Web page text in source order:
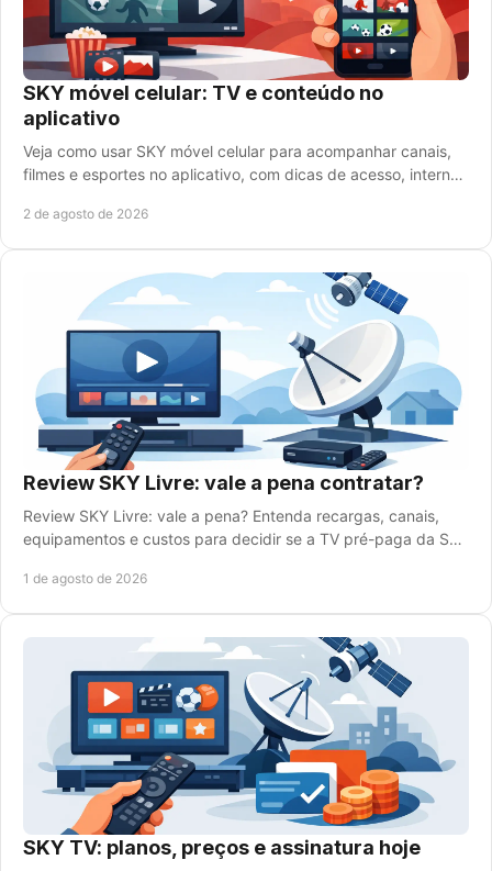
SKY móvel celular: TV e conteúdo no
aplicativo
Veja como usar SKY móvel celular para acompanhar canais,
filmes e esportes no aplicativo, com dicas de acesso, internet
2 de agosto de 2026
Review SKY Livre: vale a pena contratar?
Review SKY Livre: vale a pena? Entenda recargas, canais,
equipamentos e custos para decidir se a TV pré-paga da SKY
1 de agosto de 2026
SKY TV: planos, preços e assinatura hoje